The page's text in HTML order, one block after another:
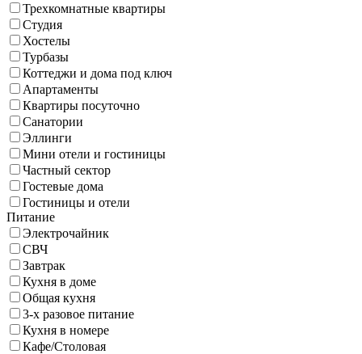
Трехкомнатные квартиры
Студия
Хостелы
Турбазы
Коттеджи и дома под ключ
Апартаменты
Квартиры посуточно
Санатории
Эллинги
Мини отели и гостиницы
Частный сектор
Гостевые дома
Гостиницы и отели
Питание
Электрочайник
СВЧ
Завтрак
Кухня в доме
Общая кухня
3-х разовое питание
Кухня в номере
Кафе/Столовая